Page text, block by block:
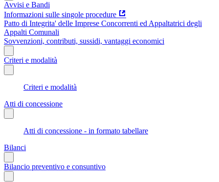
Avvisi e Bandi
Informazioni sulle singole procedure
Patto di Integrita' delle Imprese Concorrenti ed Appaltatrici degli
Appalti Comunali
Sovvenzioni, contributi, sussidi, vantaggi economici
Criteri e modalità
Criteri e modalità
Atti di concessione
Atti di concessione - in formato tabellare
Bilanci
Bilancio preventivo e consuntivo